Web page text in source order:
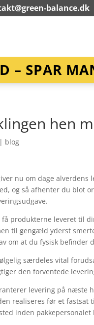
balance.dk
– SPAR
hen
| blog
nu om dage
og så afhenter du blot
produkterne leveret til
til gengæld yderst
om at du fysisk befinder
særdeles vital
den forventede
levering på næste
realiseres før et
inden pakkepersonalet